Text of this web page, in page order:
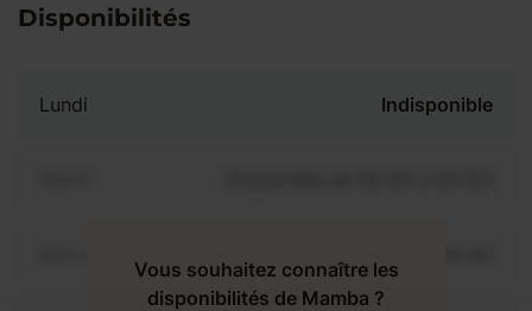
Disponibilités
Lundi Indisponible
Vous souhaitez connaître les
disponibilités de Mamba ?